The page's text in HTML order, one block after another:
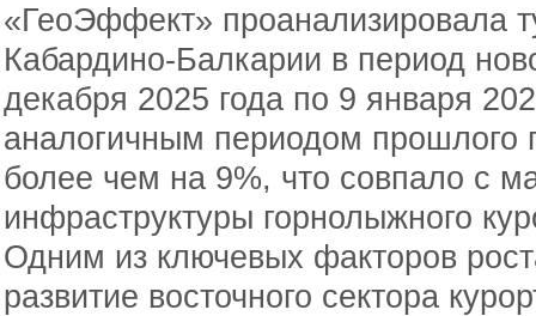
«ГеоЭффект» проанализировала
Кабардино-Балкарии в период
декабря 2025 года по 9 января
аналогичным периодом прошлого
более чем на 9%, что совпало с
инфраструктуры горнолыжного
Одним из ключевых факторов
развитие восточного сектора